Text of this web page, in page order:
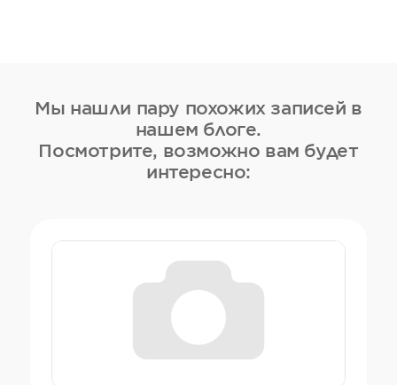
Мы нашли пару похожих записей в
нашем блоге.
Посмотрите, возможно вам будет
интересно: